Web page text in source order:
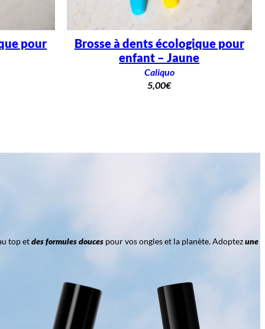
pour
Brosse à dents écologique pour
enfant – Jaune
Caliquo
5,00€
top etdes formules doucespour vos ongles et la planète. Adoptezune